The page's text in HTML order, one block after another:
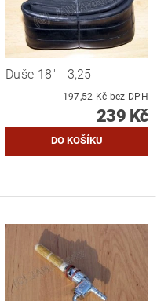
Duše 18" - 3,25
197,52 Kč bez DPH
239 Kč